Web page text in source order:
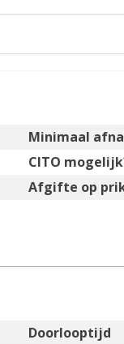
Minimaal
CITO
Afgifte op
Doorlooptijd